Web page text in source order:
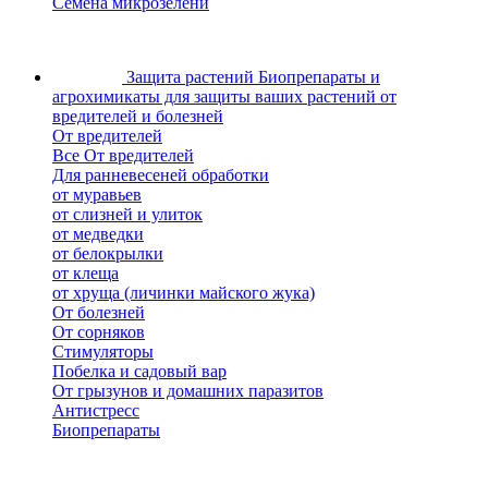
Защита растений Биопрепараты и
агрохимикаты для защиты ваших растений от
вредителей и болезней
От вредителей
Все От вредителей
Для ранневесеней обработки
от муравьев
от слизней и улиток
от медведки
от белокрылки
от клеща
от хруща (личинки майского жука)
От болезней
От сорняков
Стимуляторы
Побелка и садовый вар
От грызунов и домашних паразитов
Антистресс
Биопрепараты